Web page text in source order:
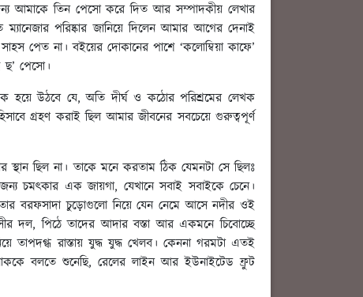
আমাকে তিন পেসো করে দিত আর সম্পাদকীয় লেখার
পরিষ্কার জানিয়ে দিলেন আমার আগের দেনাই
পেত না। বইয়ের দোকানের পাশে ‘কলোম্বিয়া কাফে’
ছ’ পেসো।
হয়ে উঠবে যে, অতি দীর্ঘ ও কঠোর পরিশ্রমের লেখক
গ্রহণ করাই ছিল আমার জীবনের সবচেয়ে গুরুত্বপূর্ণ
ছিল না। তাকে মনে করতাম ঠিক যেমনটা সে ছিলঃ
চমৎকার এক জায়গা, যেখানে সবাই সবাইকে চেনে।
তার বরফসাদা চুড়োগুলো নিয়ে যেন নেমে আসে নদীর ওই
দল, পিঠে তাদের আদার বস্তা আর একমনে চিবোচ্ছে
রাস্তায় যুদ্ধ যুদ্ধ খেলব। কেননা গরমটা এতই
বলতে শুনেছি, রেলের লাইন আর ইউনাইটেড ফ্রুট